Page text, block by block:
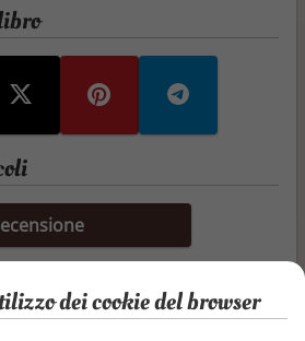
dei cookie del browser